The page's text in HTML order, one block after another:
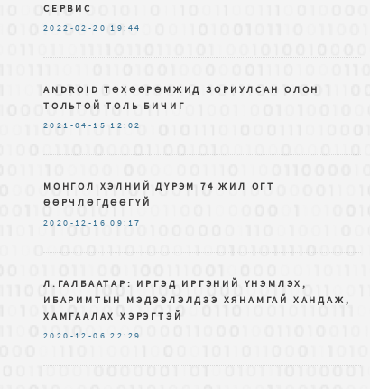
СЕРВИС
2022-02-20 19:44
ANDROID ТӨХӨӨРӨМЖИД ЗОРИУЛСАН ОЛОН
ТОЛЬТОЙ ТОЛЬ БИЧИГ
2021-04-15 12:02
МОНГОЛ ХЭЛНИЙ ДҮРЭМ 74 ЖИЛ ОГТ
ӨӨРЧЛӨГДӨӨГҮЙ
2020-12-16 09:17
Л.ГАЛБААТАР: ИРГЭД ИРГЭНИЙ ҮНЭМЛЭХ,
ИБАРИМТЫН МЭДЭЭЛЭЛДЭЭ ХЯНАМГАЙ ХАНДАЖ,
ХАМГААЛАХ ХЭРЭГТЭЙ
2020-12-06 22:29